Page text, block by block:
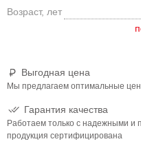
Выгодная цена
Мы предлагаем оптимальные
Гарантия качества
Работаем только с надежными и
продукция сертифицирована
Возраст, лет